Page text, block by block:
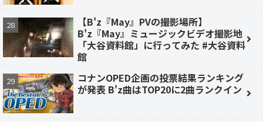
【B'z『May』PVの撮影場所】
B'z『May』ミュージックビデオ撮影地
「大谷資料館」に行ってみた #大谷資料
館
コナンOPED企画の投票結果ランキング
が発表 B'z曲はTOP20に2曲ランクイン